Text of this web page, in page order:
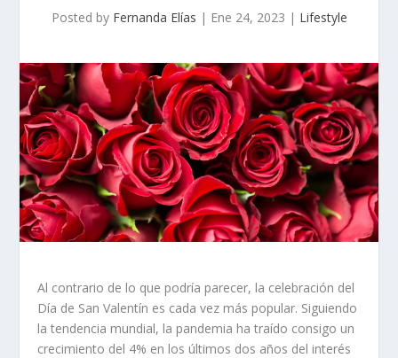
Posted by Fernanda Elías | Ene 24, 2023 | Lifestyle
Al contrario de lo que podría parecer, la celebración del
Día de San Valentín es cada vez más popular. Siguiendo
la tendencia mundial, la pandemia ha traído consigo un
crecimiento del 4% en los últimos dos años del interés